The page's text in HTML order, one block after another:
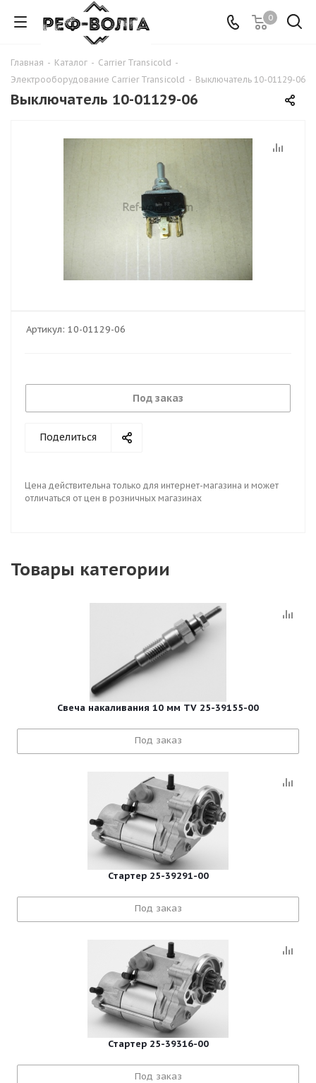
0
Главная - Каталог - Carrier Transicold -
Электрооборудование Carrier Transicold - Выключатель 10-01129-06
Выключатель 10-01129-06
Артикул: 10-01129-06
Под заказ
Поделиться
Цена действительна только для интернет-магазина и может
отличаться от цен в розничных магазинах
Товары категории
Свеча накаливания 10 мм TV 25-39155-00
Под заказ
Стартер 25-39291-00
Под заказ
Стартер 25-39316-00
Под заказ